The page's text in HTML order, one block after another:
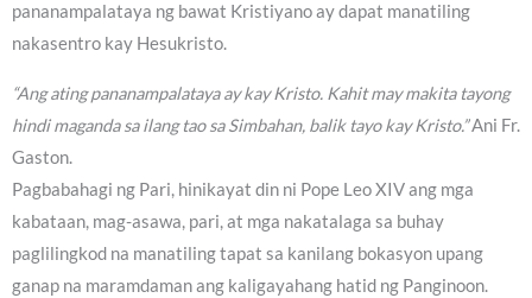
pananampalataya ng bawat Kristiyano ay dapat manatiling
nakasentro kay Hesukristo.
“Ang ating pananampalataya ay kay Kristo. Kahit may makita tayong
hindi maganda sa ilang tao sa Simbahan, balik tayo kay Kristo.”Ani Fr.
Gaston.
Pagbabahagi ng Pari, hinikayat din ni Pope Leo XIV ang mga
kabataan, mag-asawa, pari, at mga nakatalaga sa buhay
paglilingkod na manatiling tapat sa kanilang bokasyon upang
ganap na maramdaman ang kaligayahang hatid ng Panginoon.